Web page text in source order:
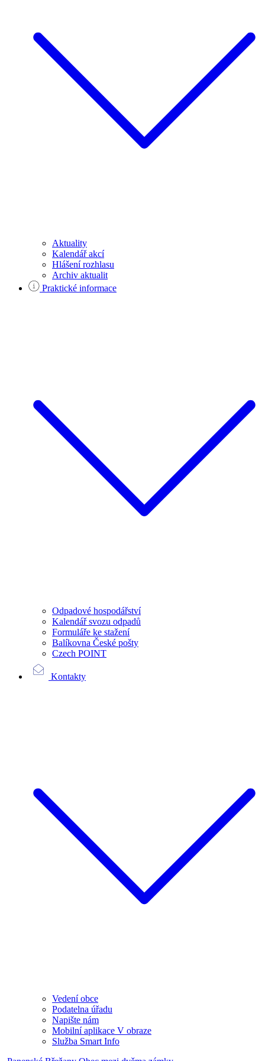
Aktuality
Kalendář akcí
Hlášení rozhlasu
Archiv aktualit
Praktické informace
Odpadové hospodářství
Kalendář svozu odpadů
Formuláře ke stažení
Balíkovna České pošty
Czech POINT
Kontakty
Vedení obce
Podatelna úřadu
Napište nám
Mobilní aplikace V obraze
Služba Smart Info